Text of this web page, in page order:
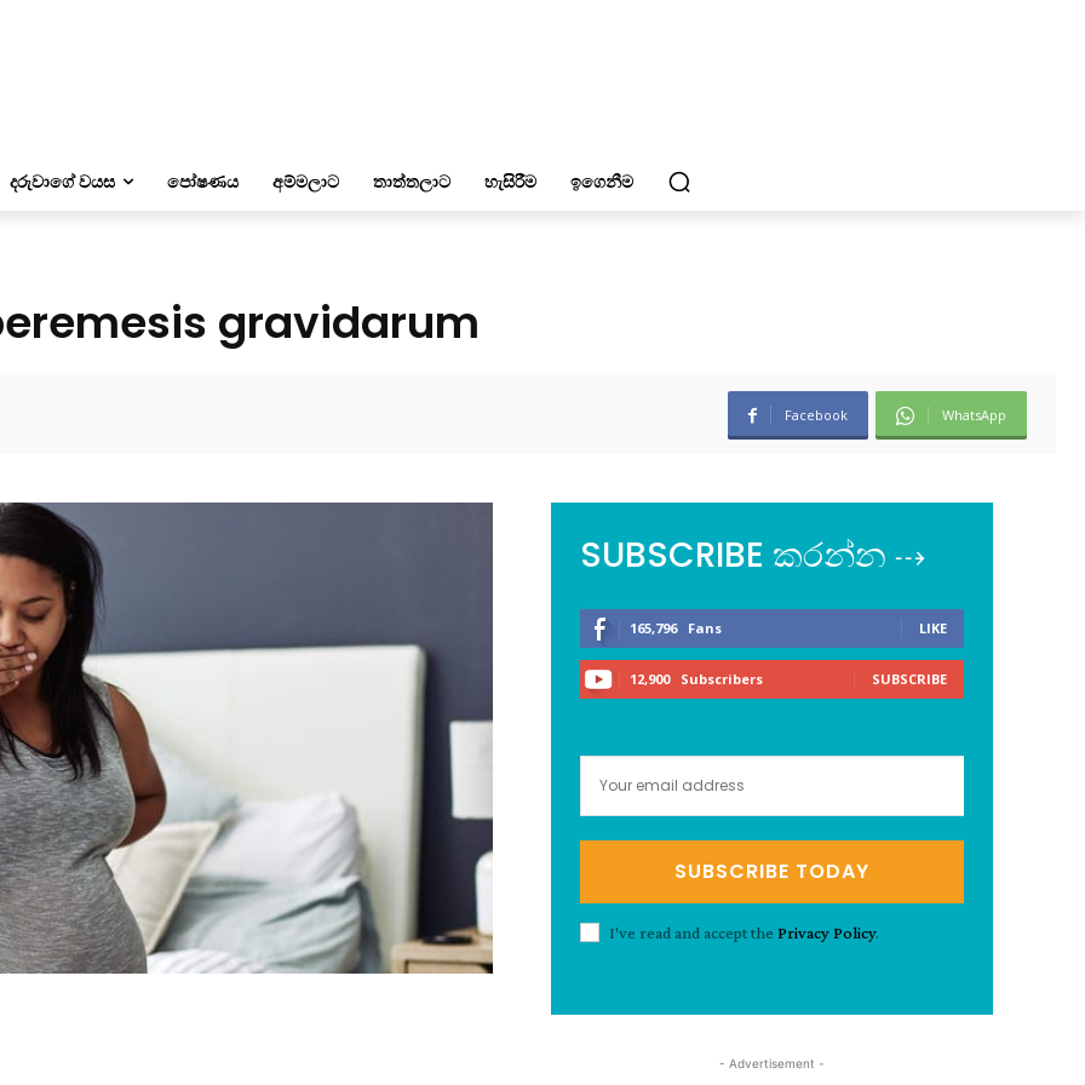
දරුවාගේ වයස පෝෂණය අම්මලාට තාත්තලාට හැසිරීම ඉගෙනීම
gravidarum
Facebook WhatsApp
SUBSCRIBE කරන්න ⇢
165,796 Fans LIKE
12,900 Subscribers SUBSCRIBE
SUBSCRIBE TODAY
I've read and accept the Privacy Policy.
- Advertisement -